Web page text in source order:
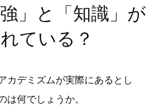
強」と「知識」が
ている？
カデミズムが実際にあるとし
何でしょうか。